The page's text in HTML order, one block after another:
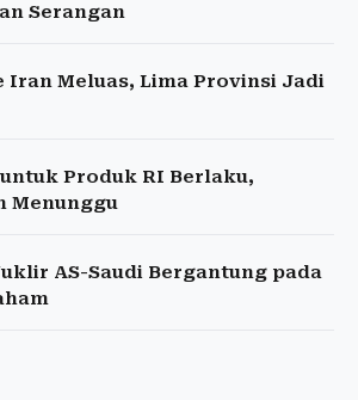
Serangan
Iran Meluas, Lima Provinsi Jadi
Produk RI Berlaku,
Menunggu
AS-Saudi Bergantung pada